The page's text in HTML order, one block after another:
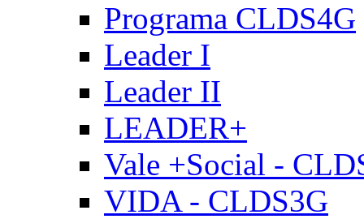
Programa CLDS4G
Leader I
Leader II
LEADER+
Vale +Social -
VIDA - CLDS3G